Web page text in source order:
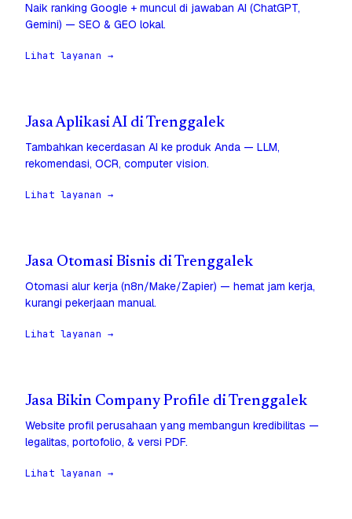
Naik ranking Google + muncul di jawaban AI (ChatGPT,
Gemini) — SEO & GEO lokal.
Lihat layanan →
Jasa Aplikasi AI di Trenggalek
Tambahkan kecerdasan AI ke produk Anda — LLM,
rekomendasi, OCR, computer vision.
Lihat layanan →
Jasa Otomasi Bisnis di Trenggalek
Otomasi alur kerja (n8n/Make/Zapier) — hemat jam kerja,
kurangi pekerjaan manual.
Lihat layanan →
Jasa Bikin Company Profile di Trenggalek
Website profil perusahaan yang membangun kredibilitas —
legalitas, portofolio, & versi PDF.
Lihat layanan →